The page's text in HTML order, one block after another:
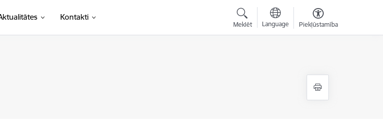
Kontakti
Meklēt Language Piekļūstamība